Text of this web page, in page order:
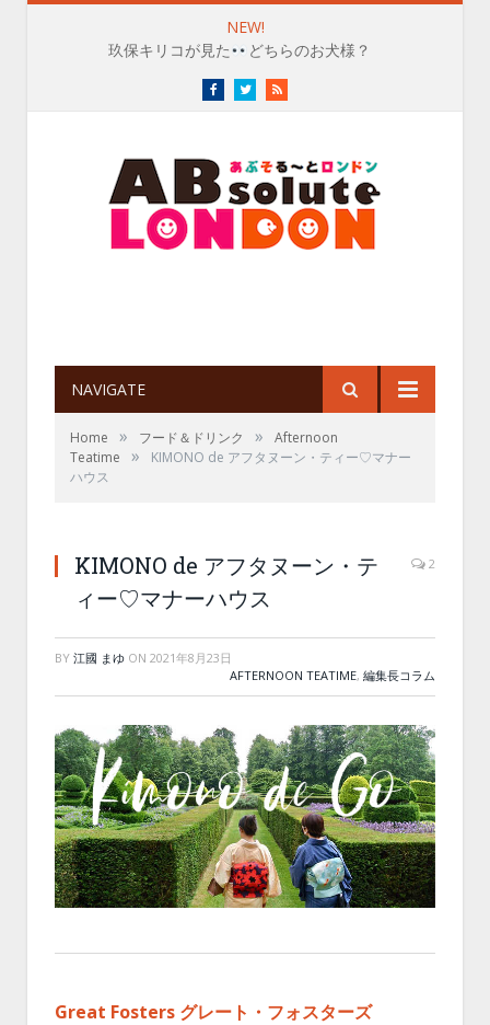
NEW!
FacebookTwitterRSS
NAVIGATE
Home » フード＆ドリンク »
Afternoon
Teatime
»
KIMONO de アフタヌーン・ティー♡マナー
ハウス
KIMONO de アフタヌーン・テ
ィー♡マナーハウス
2
BY 江國 まゆ ON 2021年8月23日
AFTERNOON TEATIME, 編集長コラム
Great Fosters グレート・フォスターズ